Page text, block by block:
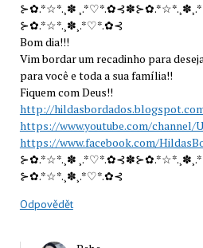
⊱✿.*☆*.¸✽
⊱✿.*☆*.¸✽¸.*♡*.✿⊰
Bom dia!!!
Vim bordar um recadinho para
para você e toda a sua família!!
Fiquem com Deus!!
http://
https://www.youtube.com/channel/
https://www.facebook.com/
⊱✿.*☆*.¸✽
⊱✿.*☆*.¸✽¸.*♡*.✿⊰
Odpovědět